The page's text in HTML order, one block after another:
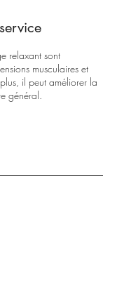
relaxant sont
musculaires et
il peut améliorer la
général.